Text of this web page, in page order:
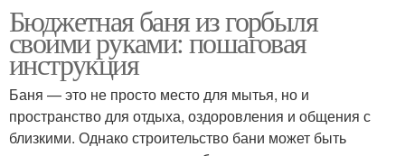
Бюджетная баня из горбыля
своими руками: пошаговая
инструкция
Баня — это не просто место для мытья, но и
пространство для отдыха, оздоровления и общения с
близкими. Однако строительство бани может быть